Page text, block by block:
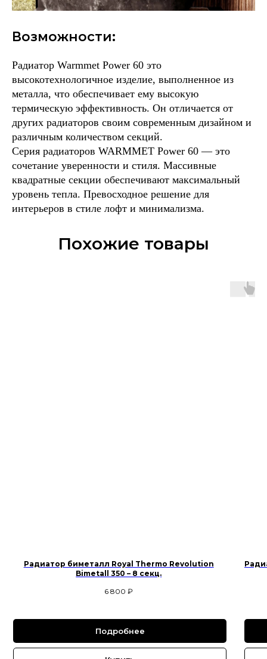
Возможности:
Радиатор Warmmet Power 60 это
высокотехнологичное изделие, выполненное из
металла, что обеспечивает ему высокую
термическую эффективность. Он отличается от
других радиаторов своим современным дизайном и
различным количеством секций.
Серия радиаторов WARMMET Power 60 — это
сочетание уверенности и стиля. Массивные
квадратные секции обеспечивают максимальный
уровень тепла. Превосходное решение для
интерьеров в стиле лофт и минимализма.
Похожие товары
Радиатор биметалл Royal Thermo Revolution
Bimetall 350 – 8 секц.
6 800 ₽
Подробнее